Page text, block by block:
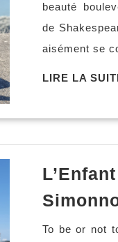
beauté
de
aisément se
LIRE LA
To be or not